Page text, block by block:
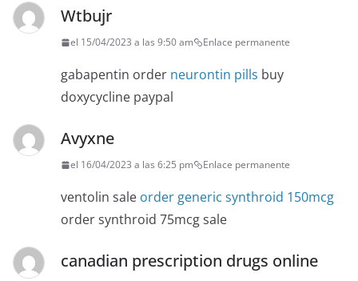
Wtbujr
el 15/04/2023 a las 9:50 am Enlace permanente
gabapentin order neurontin pills buy
doxycycline paypal
Avyxne
el 16/04/2023 a las 6:25 pm Enlace permanente
ventolin sale order generic synthroid 150mcg
order synthroid 75mcg sale
canadian prescription drugs online